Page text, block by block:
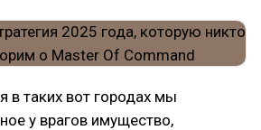
в таких вот городах мы
у врагов имущество,